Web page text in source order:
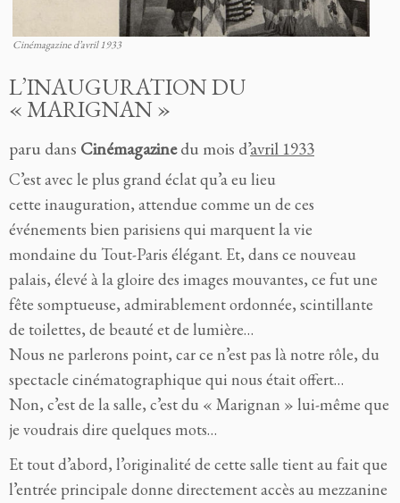
Cinémagazine d’avril 1933
L’INAUGURATION DU
« MARIGNAN »
paru dans Cinémagazinedu mois d’avril 1933
C’est avec le plus grand éclat qu’a eu lieu
cette inauguration, attendue comme un de ces
événements bien parisiens qui marquent la vie
mondaine du Tout-Paris élégant. Et, dans ce nouveau
palais, élevé à la gloire des images mouvantes, ce fut une
fête somptueuse, admirablement ordonnée, scintillante
de toilettes, de beauté et de lumière…
Nous ne parlerons point, car ce n’est pas là notre rôle, du
spectacle cinématographique qui nous était offert…
Non, c’est de la salle, c’est du « Marignan » lui-même que
je voudrais dire quelques mots…
Et tout d’abord, l’originalité de cette salle tient au fait que
l’entrée principale donne directement accès au mezzanine